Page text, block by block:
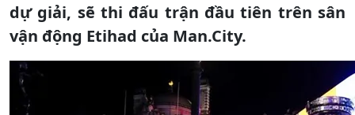
dự giải, sẽ thi đấu trận đầu tiên trên sân
vận động Etihad của Man.City.